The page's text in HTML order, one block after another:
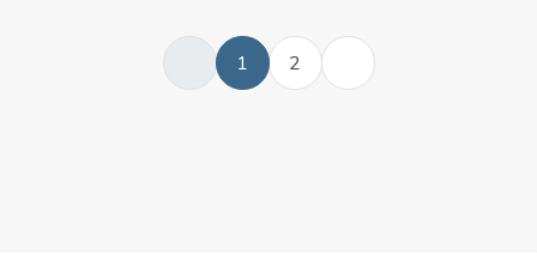
1 2